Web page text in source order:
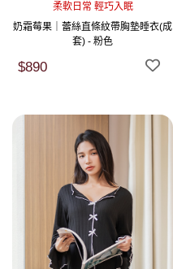
柔軟日常 輕巧入眠
奶霜莓果｜蕾絲直條紋帶胸墊睡衣(成
套) - 粉色
$890